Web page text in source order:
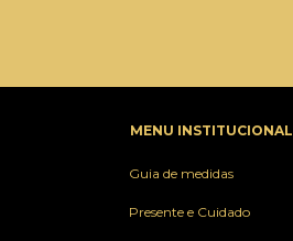
MENU INSTITUCIONAL
Guia de medidas
Presente e Cuidado